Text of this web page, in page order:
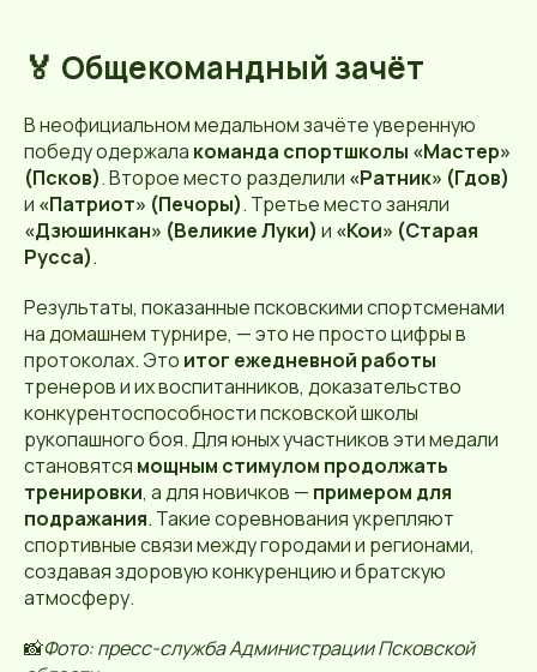
🏅 Общекомандный зачёт
В неофициальном медальном зачёте уверенную
победу одержала команда спортшколы «Мастер»
(Псков). Второе место разделили «Ратник» (Гдов)
и «Патриот» (Печоры). Третье место заняли
«Дзюшинкан» (Великие Луки) и «Кои» (Старая
Русса).
Результаты, показанные псковскими спортсменами
на домашнем турнире, — это не просто цифры в
протоколах. Это итог ежедневной работы
тренеров и их воспитанников, доказательство
конкурентоспособности псковской школы
рукопашного боя. Для юных участников эти медали
становятся мощным стимулом продолжать
тренировки, а для новичков — примером для
подражания. Такие соревнования укрепляют
спортивные связи между городами и регионами,
создавая здоровую конкуренцию и братскую
атмосферу.
📸Фото: пресс-служба Администрации Псковской